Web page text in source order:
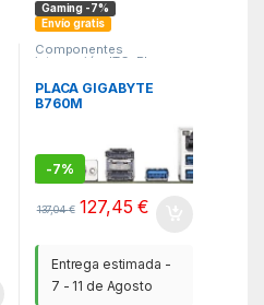
Gaming -7%
Envío gratis
Componentes
integración ITC Placa
PLACA GIGABYTE
B760M
,4DDR5,256GB,VGA+H
DMI+DP,4SATA+2M.2,5
USB3.2,GBLAN,MATX
-7%
137,04€ 127,45€
Entrega estimada -
7 - 11 de Agosto